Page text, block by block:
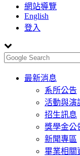
網站導覽
English
登入
Toggle
navigation
最新消息
系所公告
活動與演
招生訊息
獎學金公
新聞專區
畢業相關